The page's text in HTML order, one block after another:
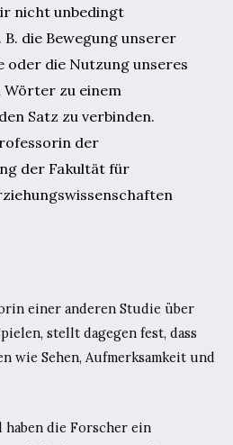
nicht unbedingt
die Bewegung unserer
oder die Nutzung unseres
Wörter zu einem
Satz zu verbinden.
der
der Fakultät für
einer anderen Studie über
stellt dagegen fest, dass
wie Sehen, Aufmerksamkeit und
die Forscher ein